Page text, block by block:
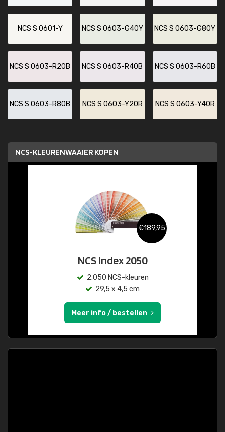
NCS S 0601-Y NCS S 0603-G40Y NCS S 0603-G80Y
NCS S 0603-R20B NCS S 0603-R40B NCS S 0603-R60B
NCS S 0603-R80B NCS S 0603-Y20R NCS S 0603-Y40R
NCS-KLEURENWAAIER KOPEN
€189,95
NCS Index 2050
2.050 NCS-kleuren
29,5 x 4,5 cm
Meer info / bestellen